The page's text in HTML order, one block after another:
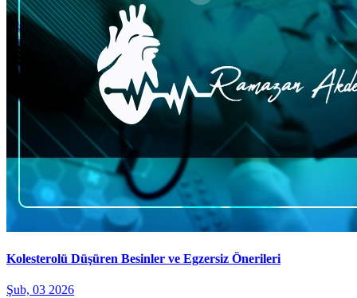
Kolesterolü Düşüren Besinler ve Egzersiz Önerileri
Şub, 03 2026